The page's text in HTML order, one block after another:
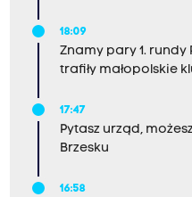
18:09
Znamy pary 1. rundy
trafiły małopolskie
17:47
Pytasz urząd,
Brzesku
16:58